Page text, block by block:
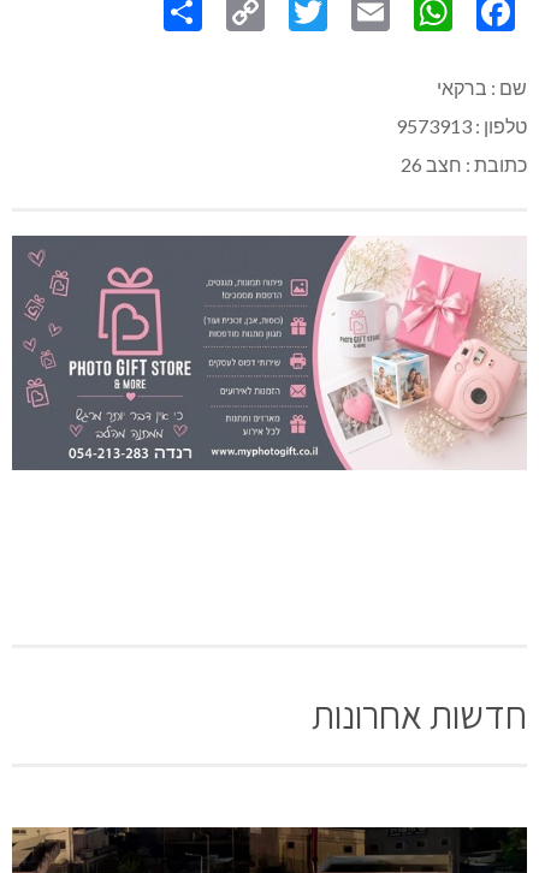
שם : ברקאי
טלפון : 9573913
כתובת : חצב 26
חדשות אחרונות